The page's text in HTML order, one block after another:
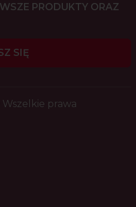
PRODUKTY ORAZ
SIĘ
prawa